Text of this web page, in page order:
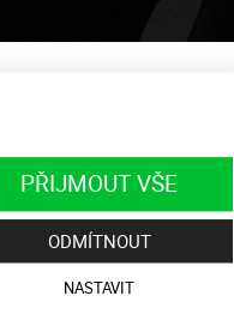
PŘIJMOUT VŠE
ODMÍTNOUT
NASTAVIT